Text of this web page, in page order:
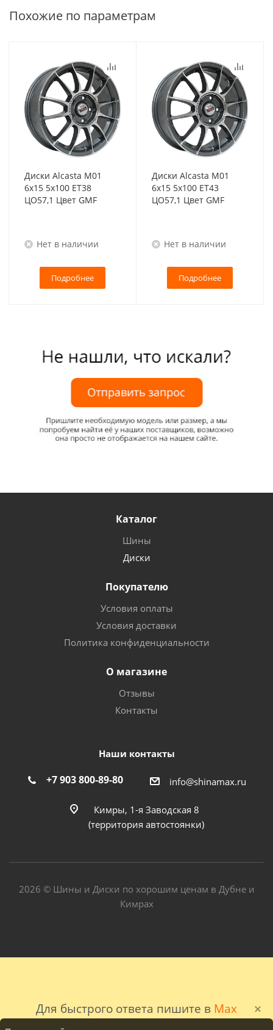
Для быстрого ответа пишите в Max
Похожие по параметрам
Диски Alcasta M01
6x15 5x100 ET38
ЦО57,1 Цвет GMF
Нет в наличии
Подробнее
Диски Alcasta M01
6x15 5x100 ET43
ЦО57,1 Цвет GMF
Нет в наличии
Подробнее
Каталог
Шины
Диски
Покупателю
Условия оплаты
Условия доставки
Политика конфиденциальности
О магазине
Отзывы
Контакты
Наши контакты
+7 903 800-89-80 info@shinamax.ru
Кимры, 1-я Заводская 8
(территория автостоянки)
2026 © Шины и Диски по хорошим ценам в Дубне и
Кимрах